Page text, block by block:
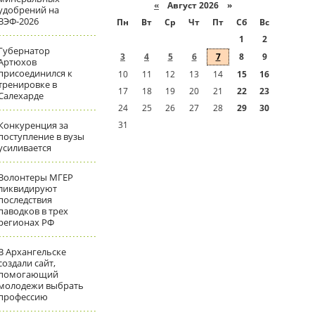
на
2026
к
в
за
в вузы
МГЕР
в трех
РФ
Архангельске
сайт,
выбрать
« Август 2026 »
Пн
Вт Ср Чт Пт Сб
Вс
1
2
3
4 5 6 7 8
9
10
11 12 13 14 15
16
17
18 19 20 21 22
23
24
25 26 27 28 29
30
31